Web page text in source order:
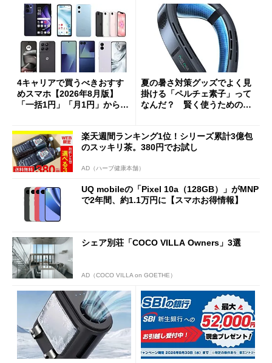
4キャリアで買うべきおすす
めスマホ【2026年8月版】
「一括1円」「月1円」からお
夏の暑さ対策グッズでよく見
掛ける「ペルチェ素子」って
なんだ？ 賢く使うための注
楽天週間ランキング1位！シリーズ累計3億包
のスッキリ茶。380円でお試し
AD（ハーブ健康本舗）
UQ mobileの「Pixel 10a（128GB）」がMNP
で2年間、約1.1万円に【スマホお得情報】
シェア別荘「COCO VILLA Owners」3選
AD（COCO VILLA on GOETHE）